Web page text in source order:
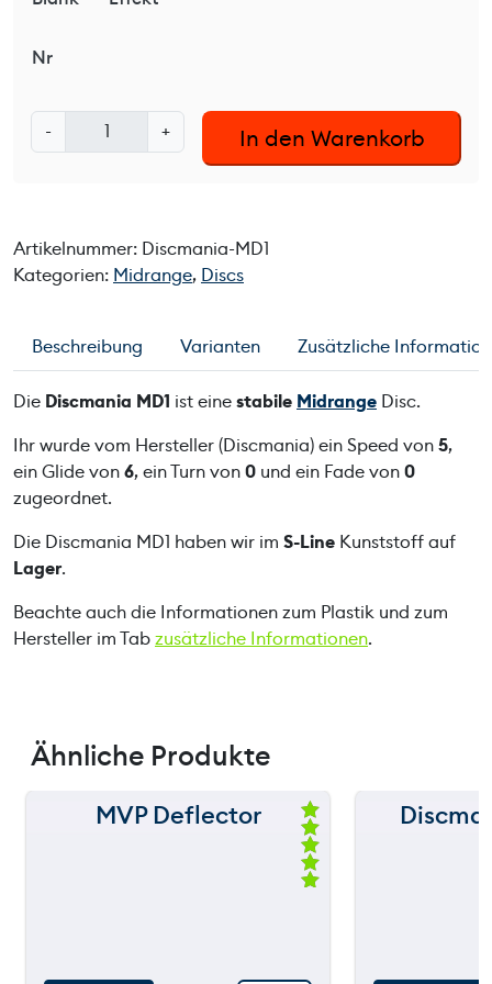
Nr
-
D
i
a
n
M
1
M
e
n
e
+ In den Warenkorb
Artikelnummer: Discmania-MD1
Kategorien: Midrange, Discs
Beschreibung Varianten Zusätzliche
Die Discmania MD1 ist einestabile Midrange Disc.
Ihr wurde vom Hersteller (Discmania) ein Speed von5,
ein Glide von6, ein Turn von0 und ein Fade von0
zugeordnet.
Die Discmania MD1 haben wir im S-Line Kunststoff auf
Lager.
Beachte auch die Informationen zum Plastik und zum
Hersteller im Tabzusätzliche Informationen.
Ähnliche Produkte
150 m
MVP Deflector
Be
we
rte
t
150 m